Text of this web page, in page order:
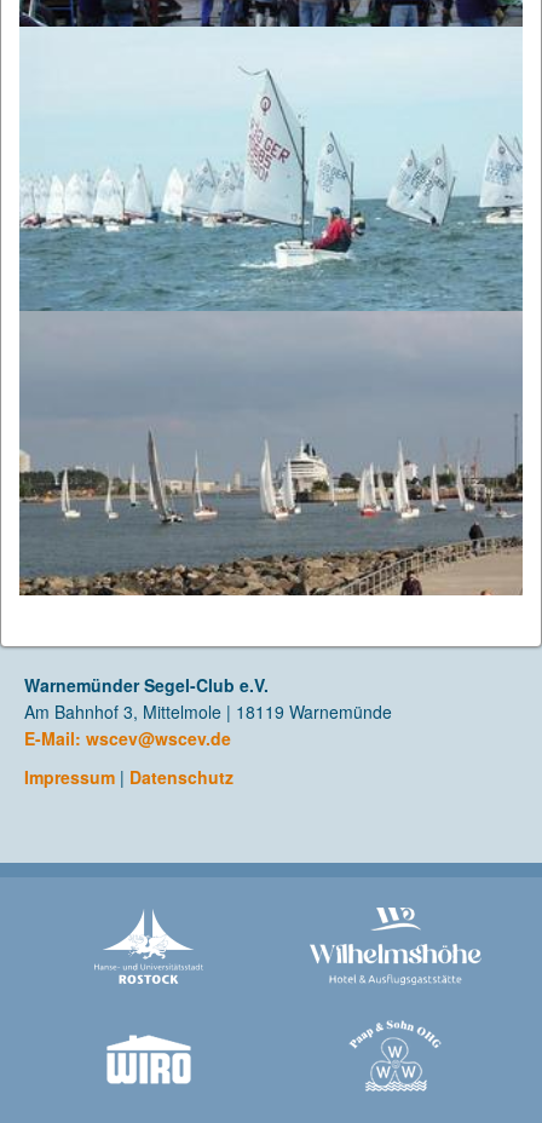
Warnemünder Segel-Club e.V.
Am Bahnhof 3, Mittelmole | 18119 Warnemünde
E-Mail: wscev@wscev.de
Impressum | Datenschutz